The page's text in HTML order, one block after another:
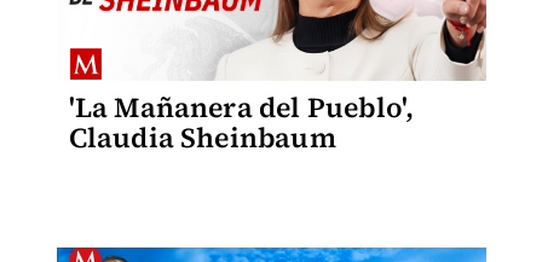
'La Mañanera del Pueblo',
Claudia Sheinbaum